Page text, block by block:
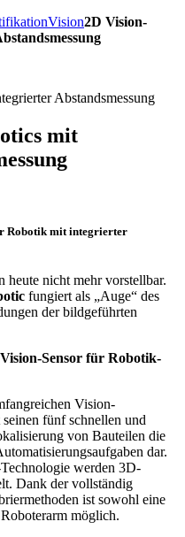
Vision2D Vision-
mit
Robotik mit integrierter
heute nicht mehr vorstellbar.
fungiert als „Auge“ des
der bildgeführten
Sensor für Robotik-
Vision-
fünf schnellen und
von Bauteilen die
dar.
werden 3D-
Dank der vollständig
ist sowohl eine
möglich.